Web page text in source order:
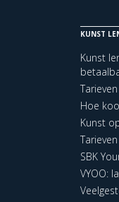
KUNST
Kunst
Hoe
Kunst
SBK
VYOO: